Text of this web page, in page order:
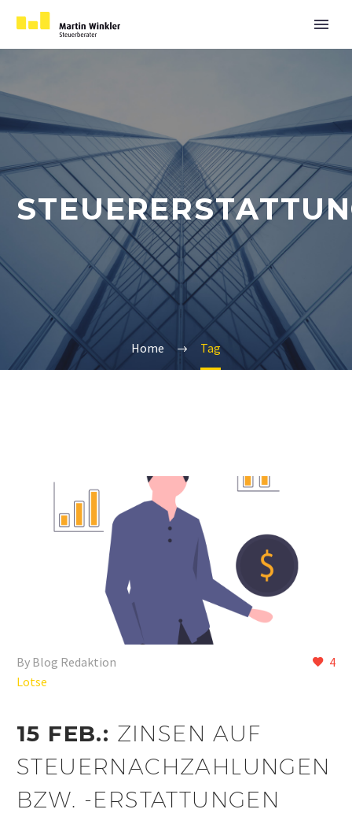
Home Tag
4
By Blog Redaktion
Lotse
15 FEB.: ZINSEN AUF
STEUERNACHZAHLUNGEN
BZW. -ERSTATTUNGEN